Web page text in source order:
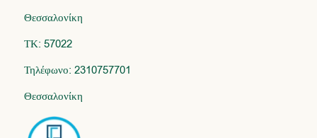
Θεσσαλονίκη
ΤΚ: 57022
Τηλέφωνο: 2310757701
Θεσσαλονίκη